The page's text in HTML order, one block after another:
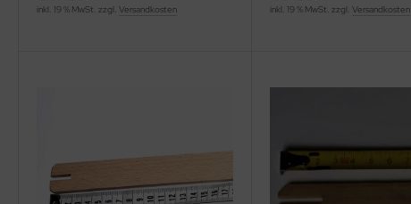
inkl. 19 % MwSt. zzgl. Versandkosten
inkl. 19 % MwSt. zzgl. Versandkosten